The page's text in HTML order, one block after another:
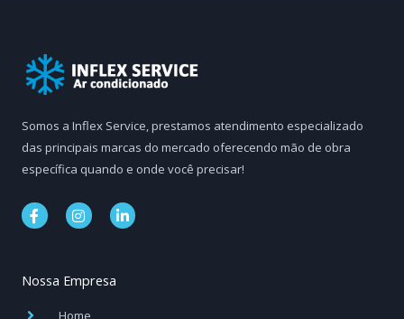
Somos a Inflex Service, prestamos atendimento especializado
das principais marcas do mercado oferecendo mão de obra
específica quando e onde você precisar!
F
a
o
k
I
n
g
r
a
L
i
Nossa Empresa
Home